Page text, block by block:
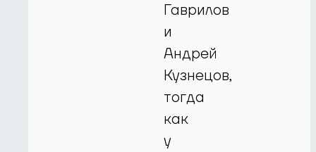
Гаврилов
и
Андрей
Кузнецов,
тогда
как
у